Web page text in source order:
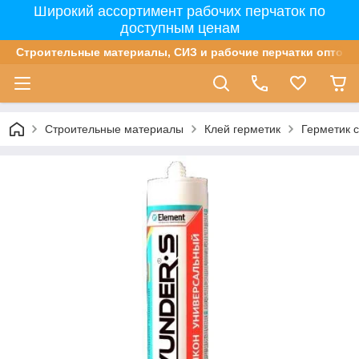
Широкий ассортимент рабочих перчаток по
доступным ценам
Строительные материалы, СИЗ и рабочие перчатки оптом
Строительные материалы Клей герметик Герметик